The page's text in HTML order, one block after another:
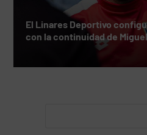
El Linares Deportivo
con la continuidad de